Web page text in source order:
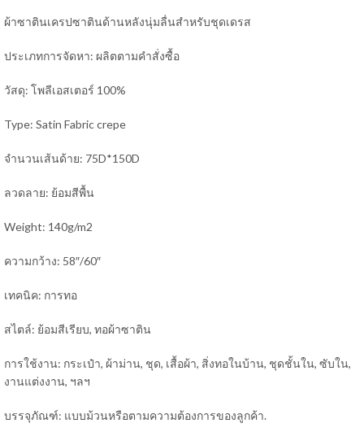
ผ้าซาตินเครปซาตินด้านหลังนุ่มลื่นสำหรับชุดเดรส
ประเภทการจัดหา: ผลิตตามคำสั่งซื้อ
วัสดุ: โพลีเอสเตอร์ 100%
Type: Satin Fabric crepe
จำนวนเส้นด้าย: 75D*150D
ลวดลาย: ย้อมสีพื้น
Weight: 140g/m2
ความกว้าง: 58″/60″
เทคนิค: การทอ
สไตล์: ย้อมสีเรียบ, ทอผ้าซาติน
การใช้งาน: กระเป๋า, ผ้าม่าน, ชุด, เสื้อผ้า, สิ่งทอในบ้าน, ชุดชั้นใน, ซับใน,
งานแต่งงาน, ฯลฯ
บรรจุภัณฑ์: แบบม้วนหรือตามความต้องการของลูกค้า.